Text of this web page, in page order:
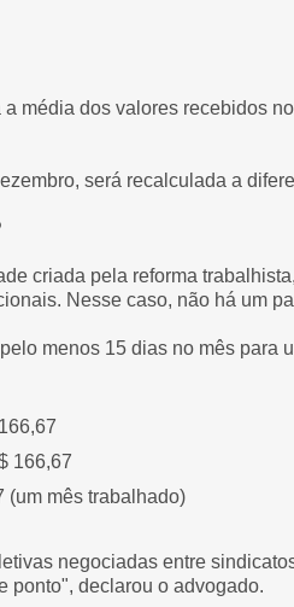
média dos valores recebidos
será recalculada a
criada pela reforma
Nesse caso, não há um
menos 15 dias no mês
166,67
(um mês trabalhado)
negociadas entre
ponto", declarou o advogado.